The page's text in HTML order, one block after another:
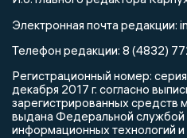
Электронная почта редакции:
Телефон редакции: 8 (4832)
Регистрационный номер:
декабря 2017 г. согласно
зарегистрированных средств
выдана Федеральной службой
информационных технологий